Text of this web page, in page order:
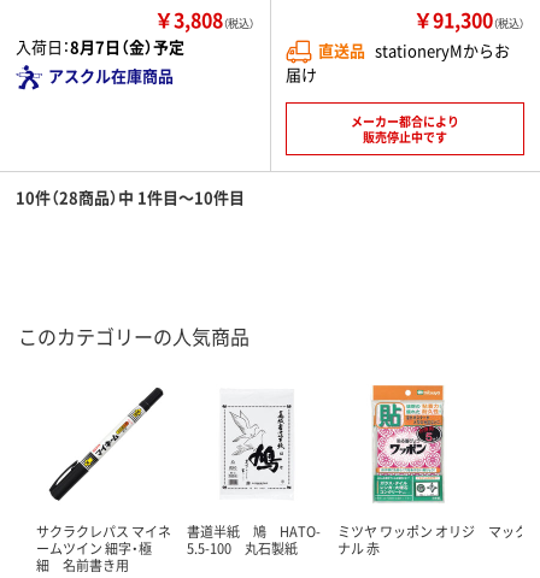
￥3,808（税込）
入荷日：8月7日（金）予定
アスクル在庫商品
￥91,300（税込）
直送品 stationeryMからお
届け
メーカー都合により
販売停止中です
10件（28商品）中 1件目～10件目
このカテゴリーの人気商品
サクラクレパス マイネ
ームツイン 細字・極
細 名前書き用
書道半紙 鳩 HATO-
5.5-100 丸石製紙
ミツヤ ワッポン オリジ
ナル 赤
マック